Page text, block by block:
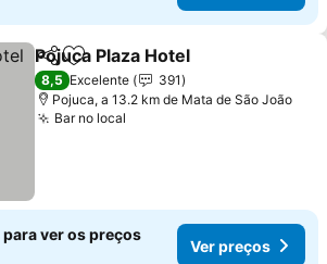
PartilharAdicionar aos favoritos
Pojuca Plaza Hotel
8,5 Excelente
391
Pojuca, a 13.2 km de Mata de São João
Bar no local
ver os preços
Ver preços